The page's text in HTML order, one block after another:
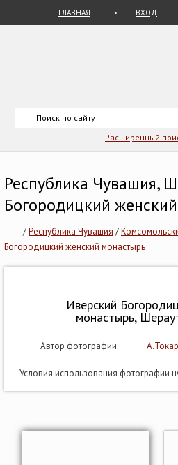
ГЛАВНАЯ ВХОД
Расширенный
Республика Чувашия,
Богородицкий
/Республика Чувашия /
Богородицкий женский монастырь
Иверский
монастырь,
Автор фотографии:
Условия использования фотографии